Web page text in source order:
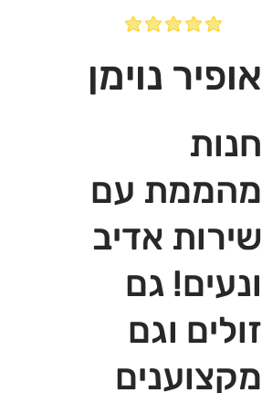
אופיר נוימן
חנות
מהממת עם
שירות אדיב
ונעים! גם
זולים וגם
מקצוענים